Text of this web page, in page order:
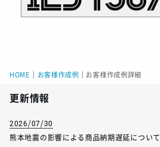
HOME お客様作成例 お客様作成例詳細
更新情報
2026/07/30
熊本地震の影響による商品納期遅延について